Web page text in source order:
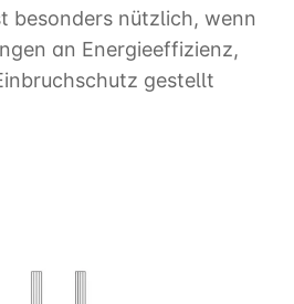
besonders nützlich, wenn
an Energieeffizienz,
gestellt